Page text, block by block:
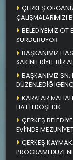
ÇERKEŞ
ÇALIŞMALARIMIZI
BELEDİYEMİZ OT
SÜRDÜRÜYOR
BAŞKANIMIZ
SAKİNLERİYLE BİR
BAŞKANIMIZ SN.
DÜZENLEDİĞİ
KARALAR
HATTI DÖŞEDİK
ÇERKEŞ
EVİ’NDE
ÇERKEŞ
PROGRAMI